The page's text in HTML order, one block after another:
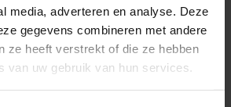
media, adverteren en analyse. Deze
gegevens combineren met andere
ze heeft verstrekt of die ze hebben
van uw gebruik van hun services.
BARS